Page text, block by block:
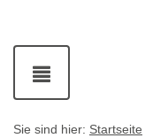
Navigation
ein-
und
Sie sind hier: Startseite